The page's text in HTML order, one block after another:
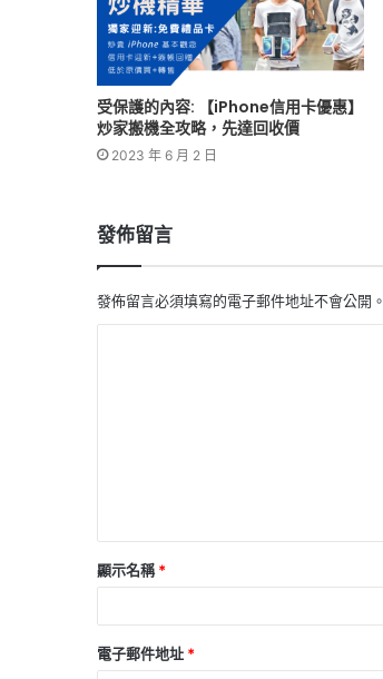
受保護的內容: 【iPhone信用卡優惠】
炒家搬機全攻略，先達回收價
2023 年 6 月 2 日
發佈留言
發佈留言必須填寫的電子郵件地址不會公開。
顯示名稱*
電子郵件地址 *